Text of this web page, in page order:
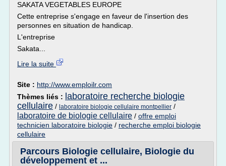
SAKATA VEGETABLES EUROPE
Cette entreprise s'engage en faveur de l'insertion des
personnes en situation de handicap.
L'entreprise
Sakata...
Lire la suite
Site : http://www.emploilr.com
Thèmes liés : laboratoire recherche biologie
cellulaire / laboratoire biologie cellulaire montpellier /
laboratoire de biologie cellulaire / offre emploi
technicien laboratoire biologie / recherche emploi biologie
cellulaire
Parcours Biologie cellulaire, Biologie du
développement et ...